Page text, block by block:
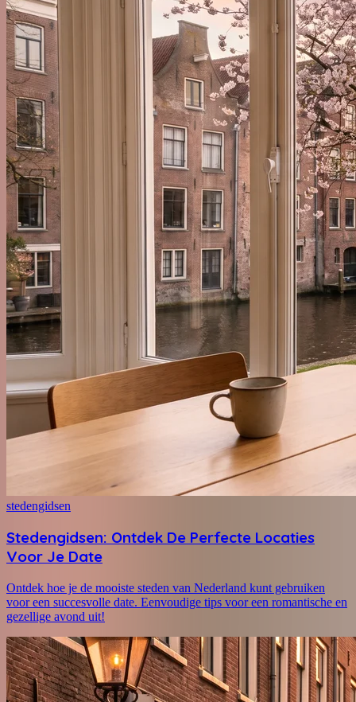
stedengidsen
Stedengidsen: Ontdek De Perfecte Locaties
Voor Je Date
Ontdek hoe je de mooiste steden van Nederland kunt gebruiken
voor een succesvolle date. Eenvoudige tips voor een romantische en
gezellige avond uit!